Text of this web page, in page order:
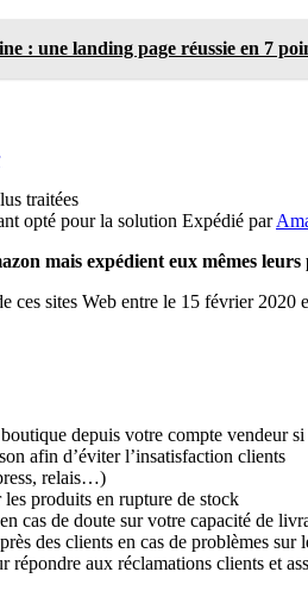
: une landing page réussie en 7
traitées
opté pour la solution Expédié par
mais expédient eux mêmes
ces sites Web entre le 15 février
depuis votre compte vendeur
afin d’éviter l’insatisfaction clients
relais…)
produits en rupture de stock
cas de doute sur votre capacité de
des clients en cas de problèmes sur
répondre aux réclamations clients et